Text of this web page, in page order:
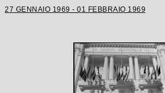
27 GENNAIO 1969 - 01 FEBBRAIO 1969